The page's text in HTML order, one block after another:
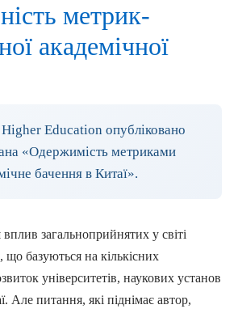
метрик-
академічної
Education опубліковано
«Одержимість метриками
бачення в Китаї».
вплив загальноприйнятих у світі
базуються на кількісних
університетів, наукових установ
Але питання, які піднімає автор,